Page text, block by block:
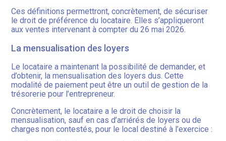
Ces définitions permettront, concrètement, de sécuriser
le droit de préférence du locataire. Elles s’appliqueront
aux ventes intervenant à compter du 26 mai 2026.
La mensualisation des loyers
Le locataire a maintenant la possibilité de demander, et
d’obtenir, la mensualisation des loyers dus. Cette
modalité de paiement peut être un outil de gestion de la
trésorerie pour l’entrepreneur.
Concrètement, le locataire a le droit de choisir la
mensualisation, sauf en cas d’arriérés de loyers ou de
charges non contestés, pour le local destiné à l’exercice :